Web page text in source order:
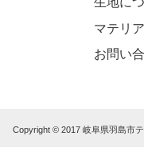
マテリ
お問い
Copyright © 2017 岐阜県羽島市